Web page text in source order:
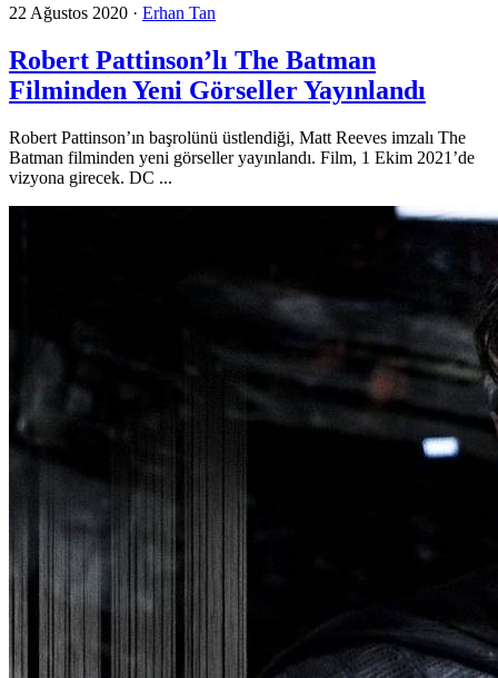
22 Ağustos 2020 · Erhan Tan
Robert Pattinson’lı The Batman
Filminden Yeni Görseller Yayınlandı
Robert Pattinson’ın başrolünü üstlendiği, Matt Reeves imzalı The
Batman filminden yeni görseller yayınlandı. Film, 1 Ekim 2021’de
vizyona girecek. DC ...